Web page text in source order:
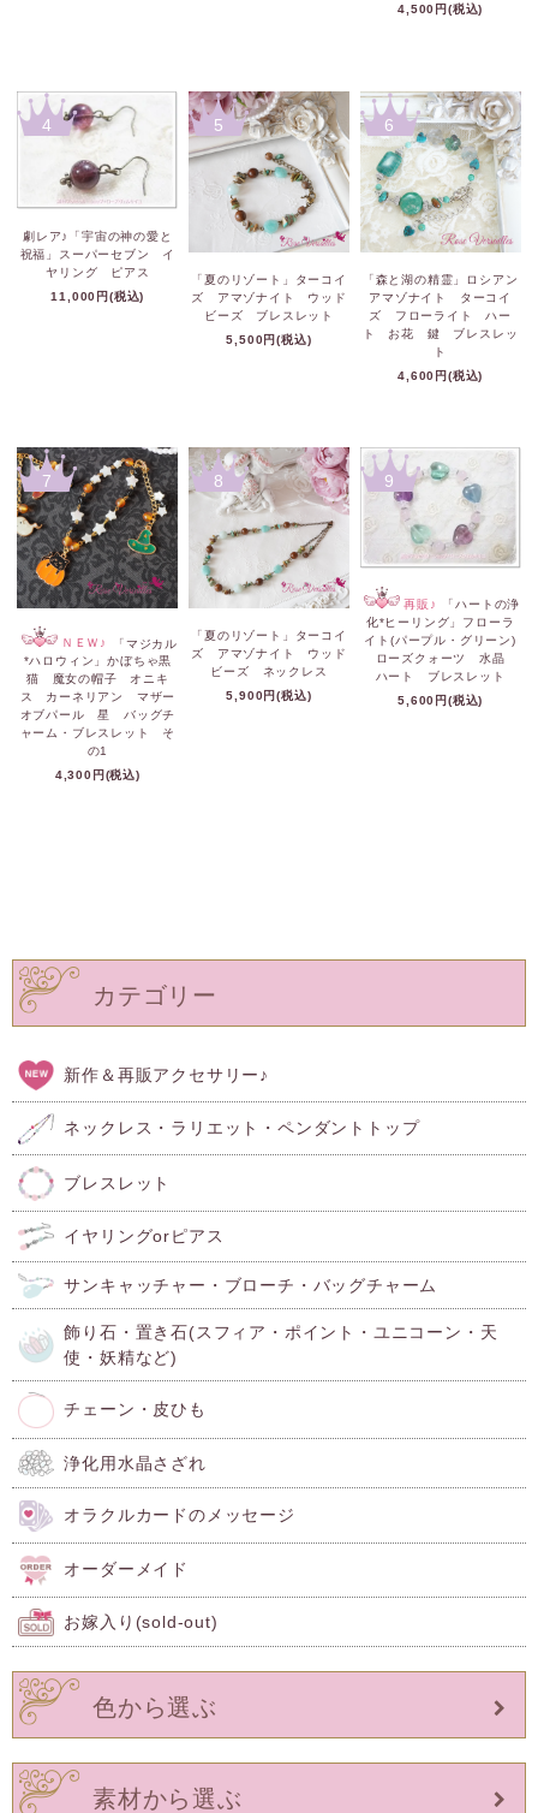
4,500円(税込)
4
劇レア♪「宇宙の神の愛と
祝福」スーパーセブン イ
ヤリング ピアス
11,000円(税込)
5
「夏のリゾート」ターコイ
ズ アマゾナイト ウッド
ビーズ ブレスレット
5,500円(税込)
6
「森と湖の精霊」ロシアン
アマゾナイト ターコイ
ズ フローライト ハー
ト お花 鍵 ブレスレッ
ト
4,600円(税込)
7
ＮＥＷ♪
「マジカル
*ハロウィン」かぼちゃ黒
猫 魔女の帽子 オニキ
ス カーネリアン マザー
オブパール 星 バッグチ
ャーム・ブレスレット そ
の1
4,300円(税込)
8
「夏のリゾート」ターコイ
ズ アマゾナイト ウッド
ビーズ ネックレス
5,900円(税込)
9
再販♪
「ハートの浄
化*ヒーリング」フローラ
イト(パープル・グリーン)
ローズクォーツ 水晶
ハート ブレスレット
5,600円(税込)
カテゴリー
新作＆再販アクセサリー♪
ネックレス・ラリエット・ペンダントトップ
ブレスレット
イヤリングorピアス
サンキャッチャー・ブローチ・バッグチャーム
飾り石・置き石(スフィア・ポイント・ユニコーン・天
使・妖精など)
チェーン・皮ひも
浄化用水晶さざれ
オラクルカードのメッセージ
オーダーメイド
お嫁入り(sold-out)
色から選ぶ
素材から選ぶ